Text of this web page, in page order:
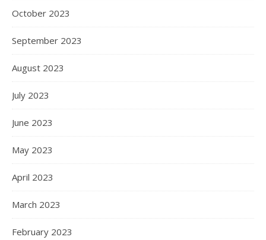
October 2023
September 2023
August 2023
July 2023
June 2023
May 2023
April 2023
March 2023
February 2023